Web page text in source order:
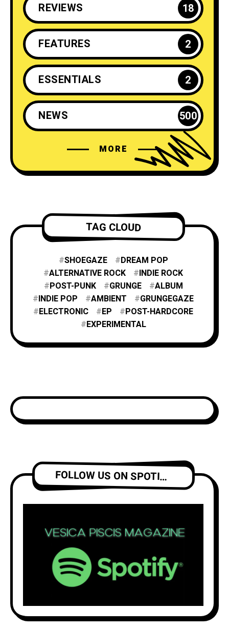
REVIEWS 18
FEATURES 2
ESSENTIALS 2
NEWS 500
MORE
TAG CLOUD
SHOEGAZE
DREAM POP
ALTERNATIVE ROCK
INDIE ROCK
POST-PUNK
GRUNGE
ALBUM
INDIE POP
AMBIENT
GRUNGEGAZE
ELECTRONIC
EP
POST-HARDCORE
EXPERIMENTAL
FOLLOW US ON SPOTIFY